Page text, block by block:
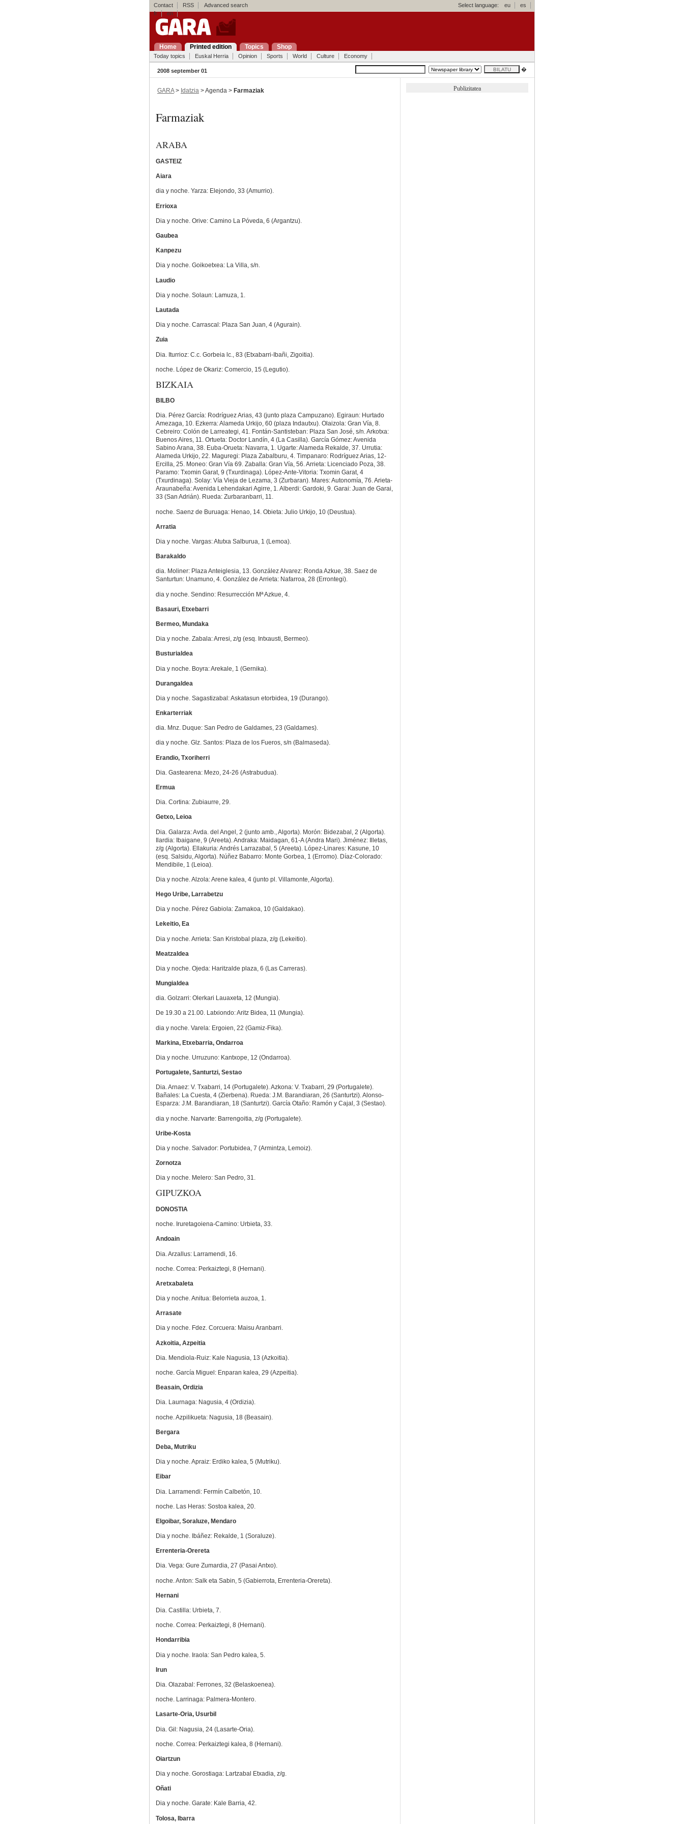
Contact RSS Advanced search Select language: eu
es
fr
en
Home Printed edition Topics Shop
Today topics Euskal Herria Opinion Sports World Culture Economy
2008 september 01 �
GARA> Idatzia > Agenda > Farmaziak
Farmaziak
ARABA
GASTEIZ
Aiara
dia y noche. Yarza: Elejondo, 33 (Amurrio).
Errioxa
Dia y noche. Orive: Camino La Póveda, 6 (Argantzu).
Gaubea
Kanpezu
Dia y noche. Goikoetxea: La Villa, s/n.
Laudio
Dia y noche. Solaun: Lamuza, 1.
Lautada
Dia y noche. Carrascal: Plaza San Juan, 4 (Agurain).
Zuia
Dia. Iturrioz: C.c. Gorbeia lc., 83 (Etxabarri-Ibañi, Zigoitia).
noche. López de Okariz: Comercio, 15 (Legutio).
BIZKAIA
BILBO
Dia. Pérez García: Rodríguez Arias, 43 (junto plaza Campuzano). Egiraun: Hurtado
Amezaga, 10. Ezkerra: Alameda Urkijo, 60 (plaza Indautxu). Olaizola: Gran Vía, 8.
Cebreiro: Colón de Larreategi, 41. Fontán-Santisteban: Plaza San José, s/n. Arkotxa:
Buenos Aires, 11. Ortueta: Doctor Landín, 4 (La Casilla). García Gómez: Avenida
Sabino Arana, 38. Euba-Orueta: Navarra, 1. Ugarte: Alameda Rekalde, 37. Urrutia:
Alameda Urkijo, 22. Maguregi: Plaza Zabalburu, 4. Timpanaro: Rodríguez Arias, 12-
Ercilla, 25. Moneo: Gran Vía 69. Zaballa: Gran Vía, 56. Arrieta: Licenciado Poza, 38.
Paramo: Txomin Garat, 9 (Txurdinaga). López-Ante-Vitoria: Txomin Garat, 4
(Txurdinaga). Solay: Vía Vieja de Lezama, 3 (Zurbaran). Mares: Autonomía, 76. Arieta-
Araunabeña: Avenida Lehendakari Agirre, 1. Alberdi: Gardoki, 9. Garai: Juan de Garai,
33 (San Adrián). Rueda: Zurbaranbarri, 11.
noche. Saenz de Buruaga: Henao, 14. Obieta: Julio Urkijo, 10 (Deustua).
Arratia
Dia y noche. Vargas: Atutxa Salburua, 1 (Lemoa).
Barakaldo
dia. Moliner: Plaza Anteiglesia, 13. González Alvarez: Ronda Azkue, 38. Saez de
Santurtun: Unamuno, 4. González de Arrieta: Nafarroa, 28 (Errontegi).
dia y noche. Sendino: Resurrección Mª Azkue, 4.
Basauri, Etxebarri
Bermeo, Mundaka
Dia y noche. Zabala: Arresi, z/g (esq. Intxausti, Bermeo).
Busturialdea
Dia y noche. Boyra: Arekale, 1 (Gernika).
Durangaldea
Dia y noche. Sagastizabal: Askatasun etorbidea, 19 (Durango).
Enkarterriak
dia. Mnz. Duque: San Pedro de Galdames, 23 (Galdames).
dia y noche. Glz. Santos: Plaza de los Fueros, s/n (Balmaseda).
Erandio, Txoriherri
Dia. Gastearena: Mezo, 24-26 (Astrabudua).
Ermua
Dia. Cortina: Zubiaurre, 29.
Getxo, Leioa
Dia. Galarza: Avda. del Angel, 2 (junto amb., Algorta). Morón: Bidezabal, 2 (Algorta).
Ilardia: Ibaigane, 9 (Areeta). Andraka: Maidagan, 61-A (Andra Mari). Jiménez: Illetas,
z/g (Algorta). Ellakuria: Andrés Larrazabal, 5 (Areeta). López-Linares: Kasune, 10
(esq. Salsidu, Algorta). Núñez Babarro: Monte Gorbea, 1 (Erromo). Díaz-Colorado:
Mendibile, 1 (Leioa).
Dia y noche. Alzola: Arene kalea, 4 (junto pl. Villamonte, Algorta).
Hego Uribe, Larrabetzu
Dia y noche. Pérez Gabiola: Zamakoa, 10 (Galdakao).
Lekeitio, Ea
Dia y noche. Arrieta: San Kristobal plaza, z/g (Lekeitio).
Meatzaldea
Dia y noche. Ojeda: Haritzalde plaza, 6 (Las Carreras).
Mungialdea
dia. Golzarri: Olerkari Lauaxeta, 12 (Mungia).
De 19.30 a 21.00. Latxiondo: Aritz Bidea, 11 (Mungia).
dia y noche. Varela: Ergoien, 22 (Gamiz-Fika).
Markina, Etxebarria, Ondarroa
Dia y noche. Urruzuno: Kantxope, 12 (Ondarroa).
Portugalete, Santurtzi, Sestao
Dia. Arnaez: V. Txabarri, 14 (Portugalete). Azkona: V. Txabarri, 29 (Portugalete).
Bañales: La Cuesta, 4 (Zierbena). Rueda: J.M. Barandiaran, 26 (Santurtzi). Alonso-
Esparza: J.M. Barandiaran, 18 (Santurtzi). García Otaño: Ramón y Cajal, 3 (Sestao).
dia y noche. Narvarte: Barrengoitia, z/g (Portugalete).
Uribe-Kosta
Dia y noche. Salvador: Portubidea, 7 (Armintza, Lemoiz).
Zornotza
Dia y noche. Melero: San Pedro, 31.
GIPUZKOA
DONOSTIA
noche. Iruretagoiena-Camino: Urbieta, 33.
Andoain
Dia. Arzallus: Larramendi, 16.
noche. Correa: Perkaiztegi, 8 (Hernani).
Aretxabaleta
Dia y noche. Anitua: Belorrieta auzoa, 1.
Arrasate
Dia y noche. Fdez. Corcuera: Maisu Aranbarri.
Azkoitia, Azpeitia
Dia. Mendiola-Ruiz: Kale Nagusia, 13 (Azkoitia).
noche. García Miguel: Enparan kalea, 29 (Azpeitia).
Beasain, Ordizia
Dia. Laurnaga: Nagusia, 4 (Ordizia).
noche. Azpilikueta: Nagusia, 18 (Beasain).
Bergara
Deba, Mutriku
Dia y noche. Apraiz: Erdiko kalea, 5 (Mutriku).
Eibar
Dia. Larramendi: Fermín Calbetón, 10.
noche. Las Heras: Sostoa kalea, 20.
Elgoibar, Soraluze, Mendaro
Dia y noche. Ibáñez: Rekalde, 1 (Soraluze).
Errenteria-Orereta
Dia. Vega: Gure Zumardia, 27 (Pasai Antxo).
noche. Anton: Salk eta Sabin, 5 (Gabierrota, Errenteria-Orereta).
Hernani
Dia. Castilla: Urbieta, 7.
noche. Correa: Perkaiztegi, 8 (Hernani).
Hondarribia
Dia y noche. Iraola: San Pedro kalea, 5.
Irun
Dia. Olazabal: Ferrones, 32 (Belaskoenea).
noche. Larrinaga: Palmera-Montero.
Lasarte-Oria, Usurbil
Dia. Gil: Nagusia, 24 (Lasarte-Oria).
noche. Correa: Perkaiztegi kalea, 8 (Hernani).
Oiartzun
Dia y noche. Gorostiaga: Lartzabal Etxadia, z/g.
Oñati
Dia y noche. Garate: Kale Barria, 42.
Tolosa, Ibarra
Publizitatea